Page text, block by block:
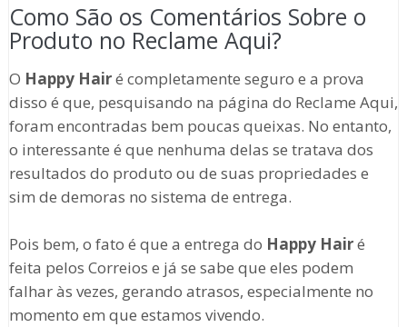
Como São os Comentários Sobre o
Produto no Reclame Aqui?
O Happy Hairé completamente seguro e a prova
disso é que, pesquisando na página do Reclame Aqui,
foram encontradas bem poucas queixas. No entanto,
o interessante é que nenhuma delas se tratava dos
resultados do produto ou de suas propriedades e
sim de demoras no sistema de entrega.
Pois bem, o fato é que a entrega do Happy Hairé
feita pelos Correios e já se sabe que eles podem
falhar às vezes, gerando atrasos, especialmente no
momento em que estamos vivendo.